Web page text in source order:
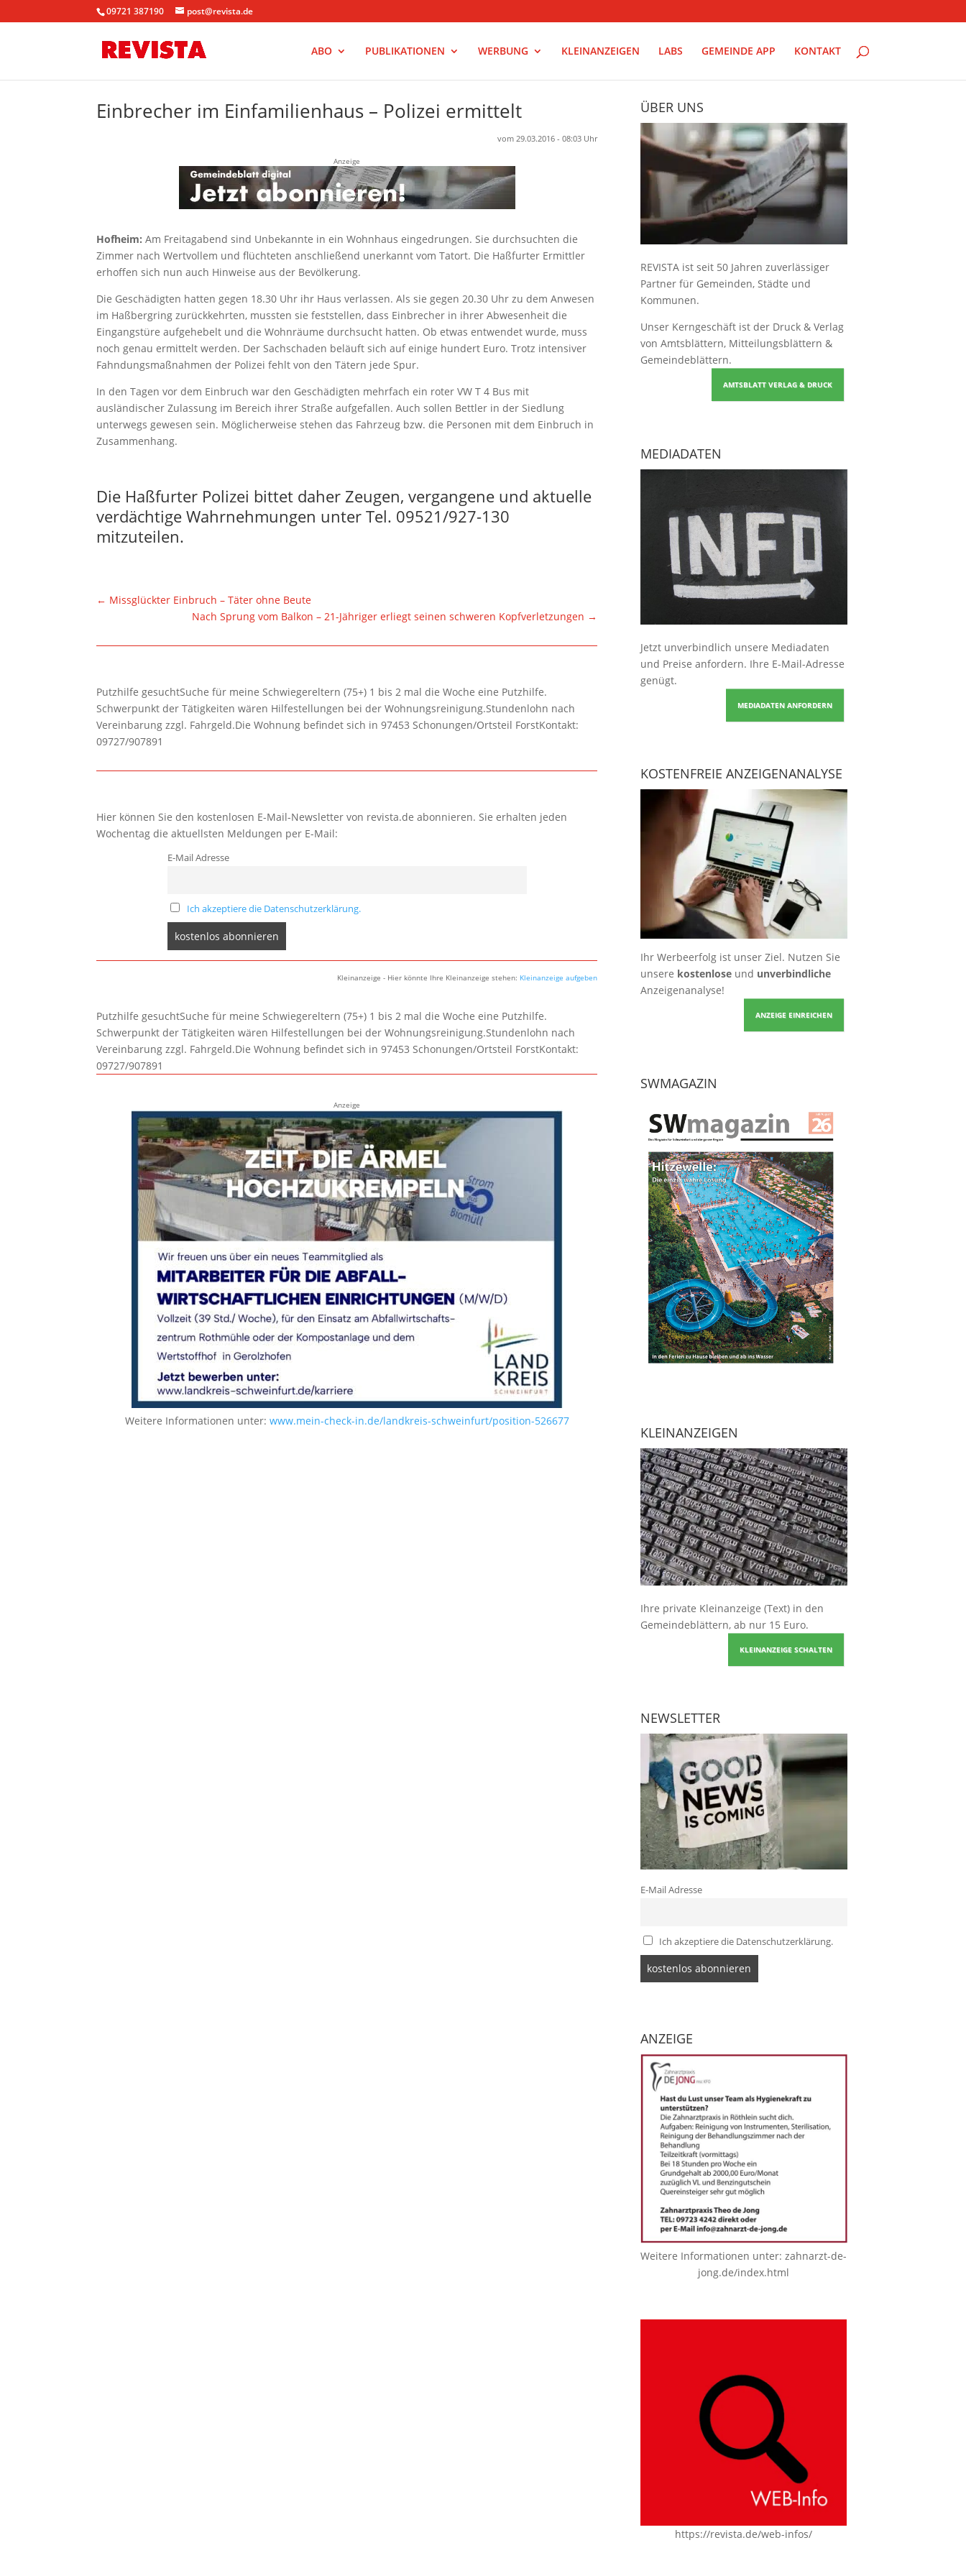
09721 387190 post@revista.de
ABO PUBLIKATIONEN WERBUNG KLEINANZEIGEN LABS GEMEINDE APP KONTAKT
Einbrecher im Einfamilienhaus – Polizei ermittelt
vom 29.03.2016 - 08:03 Uhr
Anzeige
Hofheim:Am Freitagabend sind Unbekannte in ein Wohnhaus eingedrungen. Sie durchsuchten die
Zimmer nach Wertvollem und flüchteten anschließend unerkannt vom Tatort. Die Haßfurter Ermittler
erhoffen sich nun auch Hinweise aus der Bevölkerung.
Die Geschädigten hatten gegen 18.30 Uhr ihr Haus verlassen. Als sie gegen 20.30 Uhr zu dem Anwesen
im Haßbergring zurückkehrten, mussten sie feststellen, dass Einbrecher in ihrer Abwesenheit die
Eingangstüre aufgehebelt und die Wohnräume durchsucht hatten. Ob etwas entwendet wurde, muss
noch genau ermittelt werden. Der Sachschaden beläuft sich auf einige hundert Euro. Trotz intensiver
Fahndungsmaßnahmen der Polizei fehlt von den Tätern jede Spur.
In den Tagen vor dem Einbruch war den Geschädigten mehrfach ein roter VW T 4 Bus mit
ausländischer Zulassung im Bereich ihrer Straße aufgefallen. Auch sollen Bettler in der Siedlung
unterwegs gewesen sein. Möglicherweise stehen das Fahrzeug bzw. die Personen mit dem Einbruch in
Zusammenhang.
Die Haßfurter Polizei bittet daher Zeugen, vergangene und aktuelle
verdächtige Wahrnehmungen unter Tel. 09521/927-130
mitzuteilen.
← Missglückter Einbruch – Täter ohne Beute
Nach Sprung vom Balkon – 21-Jähriger erliegt seinen schweren Kopfverletzungen →
Putzhilfe gesuchtSuche für meine Schwiegereltern (75+) 1 bis 2 mal die Woche eine Putzhilfe.
Schwerpunkt der Tätigkeiten wären Hilfestellungen bei der Wohnungsreinigung.Stundenlohn nach
Vereinbarung zzgl. Fahrgeld.Die Wohnung befindet sich in 97453 Schonungen/Ortsteil ForstKontakt:
09727/907891
Hier können Sie den kostenlosen E-Mail-Newsletter von revista.de abonnieren. Sie erhalten jeden
Wochentag die aktuellsten Meldungen per E-Mail:
E-Mail Adresse
Ich akzeptiere die Datenschutzerklärung.
Kleinanzeige - Hier könnte Ihre Kleinanzeige stehen: Kleinanzeige aufgeben
Putzhilfe gesuchtSuche für meine Schwiegereltern (75+) 1 bis 2 mal die Woche eine Putzhilfe.
Schwerpunkt der Tätigkeiten wären Hilfestellungen bei der Wohnungsreinigung.Stundenlohn nach
Vereinbarung zzgl. Fahrgeld.Die Wohnung befindet sich in 97453 Schonungen/Ortsteil ForstKontakt:
09727/907891
Anzeige
Weitere Informationen unter: www.mein-check-in.de/landkreis-schweinfurt/position-526677
ÜBER UNS
REVISTA ist seit 50 Jahren zuverlässiger
Partner für Gemeinden, Städte und
Kommunen.
Unser Kerngeschäft ist der Druck & Verlag
von Amtsblättern, Mitteilungsblättern &
Gemeindeblättern.
AMTSBLATT VERLAG & DRUCK
MEDIADATEN
Jetzt unverbindlich unsere Mediadaten
und Preise anfordern. Ihre E-Mail-Adresse
genügt.
MEDIADATEN ANFORDERN
KOSTENFREIE ANZEIGENANALYSE
Ihr Werbeerfolg ist unser Ziel. Nutzen Sie
unsere kostenloseund unverbindliche
Anzeigenanalyse!
ANZEIGE EINREICHEN
SWMAGAZIN
KLEINANZEIGEN
Ihre private Kleinanzeige (Text) in den
Gemeindeblättern, ab nur 15 Euro.
KLEINANZEIGE SCHALTEN
NEWSLETTER
E-Mail Adresse
Ich akzeptiere die Datenschutzerklärung.
ANZEIGE
Weitere Informationen unter:zahnarzt-de-
jong.de/index.html
https://revista.de/web-infos/